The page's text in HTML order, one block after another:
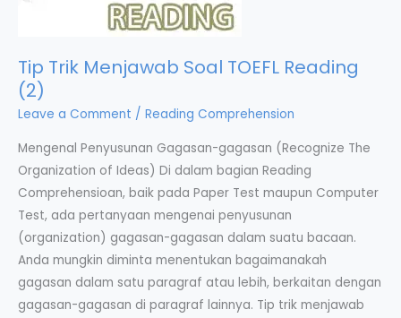
Tip Trik Menjawab Soal TOEFL Reading
(2)
Leave a Comment / Reading Comprehension
Mengenal Penyusunan Gagasan-gagasan (Recognize The
Organization of Ideas) Di dalam bagian Reading
Comprehensioan, baik pada Paper Test maupun Computer
Test, ada pertanyaan mengenai penyusunan
(organization) gagasan-gagasan dalam suatu bacaan.
Anda mungkin diminta menentukan bagaimanakah
gagasan dalam satu paragraf atau lebih, berkaitan dengan
gagasan-gagasan di paragraf lainnya. Tip trik menjawab